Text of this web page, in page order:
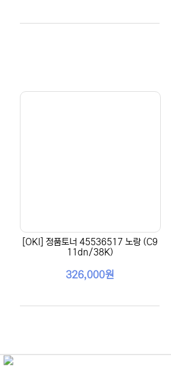
[OKI] 정품토너 45536517 노랑 (C9
11dn/38K)
326,000원